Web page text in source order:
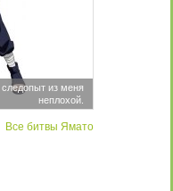
из меня
неплохой.
Все битвы Ямато